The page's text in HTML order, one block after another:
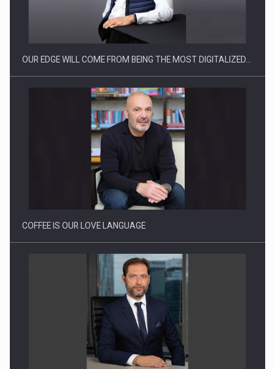
CEO Conference - Shaping The Future - Technology and…
Webinar - Business Evolution-RETHINK STRATEGY-Finantare
Investitii Digitalizare
OUR EDGE WILL COME FROM BEING THE MOST DIGITALIZED…
COFFEE IS OUR LOVE LANGUAGE